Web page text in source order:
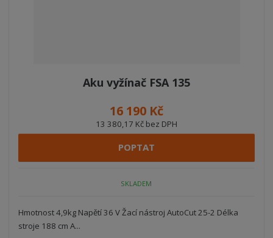
Aku vyžínač FSA 135
16 190 Kč
13 380,17 Kč bez DPH
POPTAT
SKLADEM
Hmotnost 4,9kg Napětí 36 V Žací nástroj AutoCut 25-2 Délka
stroje 188 cm A...